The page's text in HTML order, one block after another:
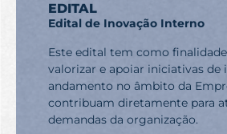
EDITAL
Edital de Inovação Interno
Este edital tem como
valorizar e apoiar iniciativas de
andamento no âmbito da
contribuam diretamente para
demandas da organização.